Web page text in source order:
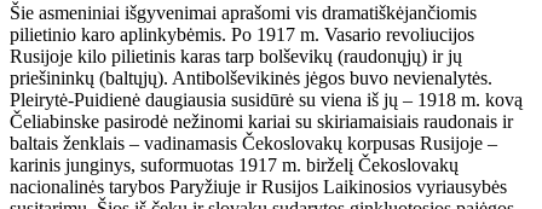
Šie asmeniniai išgyvenimai aprašomi vis dramatiškėjančiomis
pilietinio karo aplinkybėmis. Po 1917 m. Vasario revoliucijos
Rusijoje kilo pilietinis karas tarp bolševikų (raudonųjų) ir jų
priešininkų (baltųjų). Antibolševikinės jėgos buvo nevienalytės.
Pleirytė-Puidienė daugiausia susidūrė su viena iš jų – 1918 m. kovą
Čeliabinske pasirodė nežinomi kariai su skiriamaisiais raudonais ir
baltais ženklais – vadinamasis Čekoslovakų korpusas Rusijoje –
karinis junginys, suformuotas 1917 m. birželį Čekoslovakų
nacionalinės tarybos Paryžiuje ir Rusijos Laikinosios vyriausybės